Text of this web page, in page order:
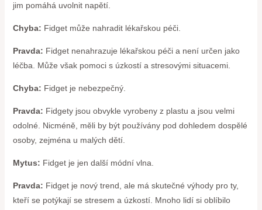
jim pomáhá uvolnit napětí.
Chyba: Fidget může nahradit lékařskou péči.
Pravda: Fidget nenahrazuje lékařskou péči a není určen jako
léčba. Může však pomoci s úzkostí a stresovými situacemi.
Chyba: Fidget je nebezpečný.
Pravda: Fidgety jsou obvykle vyrobeny z plastu a jsou velmi
odolné. Nicméně, měli by být používány pod dohledem dospělé
osoby, zejména u malých dětí.
Mytus: Fidget je jen další módní vlna.
Pravda: Fidget je nový trend, ale má skutečné výhody pro ty,
kteří se potýkají se stresem a úzkostí. Mnoho lidí si oblíbilo